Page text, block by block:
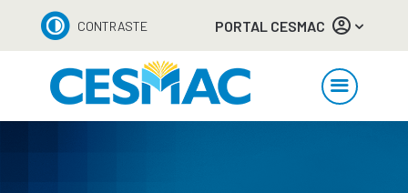
CONTRASTE PORTAL CESMAC